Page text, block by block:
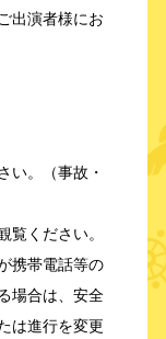
出演者様にお
い。（事故・
覧ください。
携帯電話等の
場合は、安全
は進行を変更